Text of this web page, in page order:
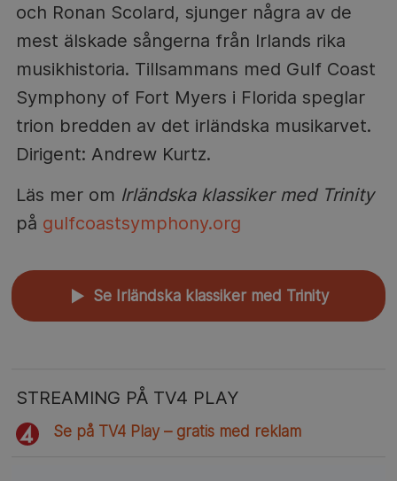
och Ronan Scolard, sjunger några av de
mest älskade sångerna från Irlands rika
musikhistoria. Tillsammans med Gulf Coast
Symphony of Fort Myers i Florida speglar
trion bredden av det irländska musikarvet.
Dirigent: Andrew Kurtz.
Läs mer om Irländska klassiker med Trinity
på gulfcoastsymphony.org
▲ Se Irländska klassiker med Trinity
STREAMING PÅ TV4 PLAY
Se på TV4 Play – gratis med reklam